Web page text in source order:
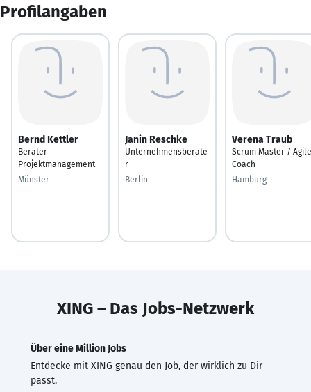
Profilangaben
Bernd Kettler
Berater
Projektmanagement
Münster
Janin Reschke
Unternehmensberate
r
Berlin
Verena Traub
Scrum Master / Agile
Coach
Hamburg
XING – Das Jobs-Netzwerk
Über eine Million Jobs
Entdecke mit XING genau den Job, der wirklich zu Dir
passt.